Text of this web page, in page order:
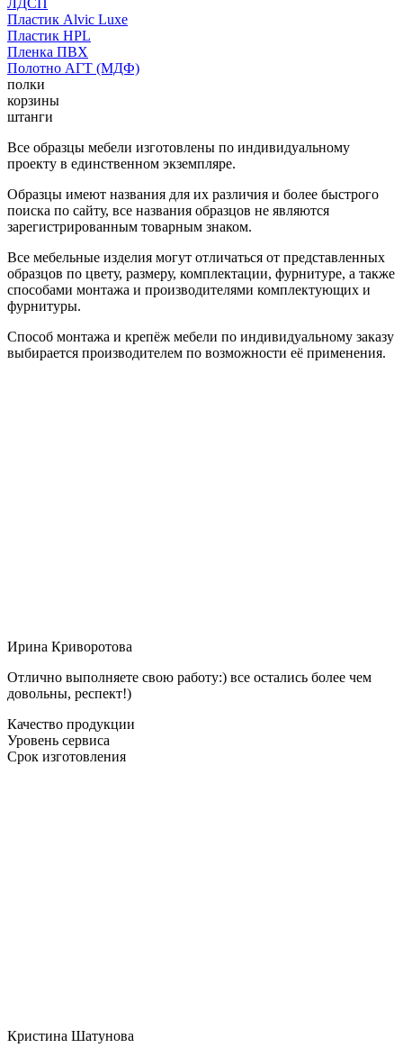
Пластик Alvic Luxe
Пластик HPL
Пленка ПВХ
Полотно АГТ (МДФ)
полки
корзины
штанги
Все образцы мебели изготовлены по индивидуальному
проекту в единственном экземпляре.
Образцы имеют названия для их различия и более быстрого
поиска по сайту, все названия образцов не являются
зарегистрированным товарным знаком.
Все мебельные изделия могут отличаться от представленных
образцов по цвету, размеру, комплектации, фурнитуре, а также
способами монтажа и производителями комплектующих и
фурнитуры.
Способ монтажа и крепёж мебели по индивидуальному заказу
выбирается производителем по возможности её применения.
Ирина Криворотова
Отлично выполняете свою работу:) все остались более чем
довольны, респект!)
Качество продукции
Уровень сервиса
Срок изготовления
Кристина Шатунова